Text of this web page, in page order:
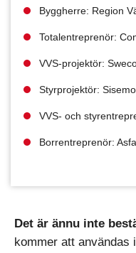
Byggherre: Region
Totalentreprenör:
VVS-projektör:
Styrprojektör: Sisemo
VVS- och
Borrentreprenör:
Det är ännu inte
kommer att användas